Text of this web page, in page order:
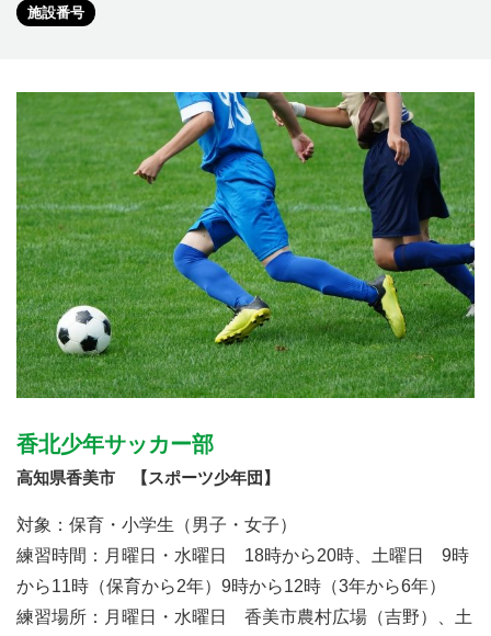
施設番号
香北少年サッカー部
高知県香美市 【スポーツ少年団】
対象：保育・小学生（男子・女子）
練習時間：月曜日・水曜日 18時から20時、土曜日 9時
から11時（保育から2年）9時から12時（3年から6年）
練習場所：月曜日・水曜日 香美市農村広場（吉野）、土